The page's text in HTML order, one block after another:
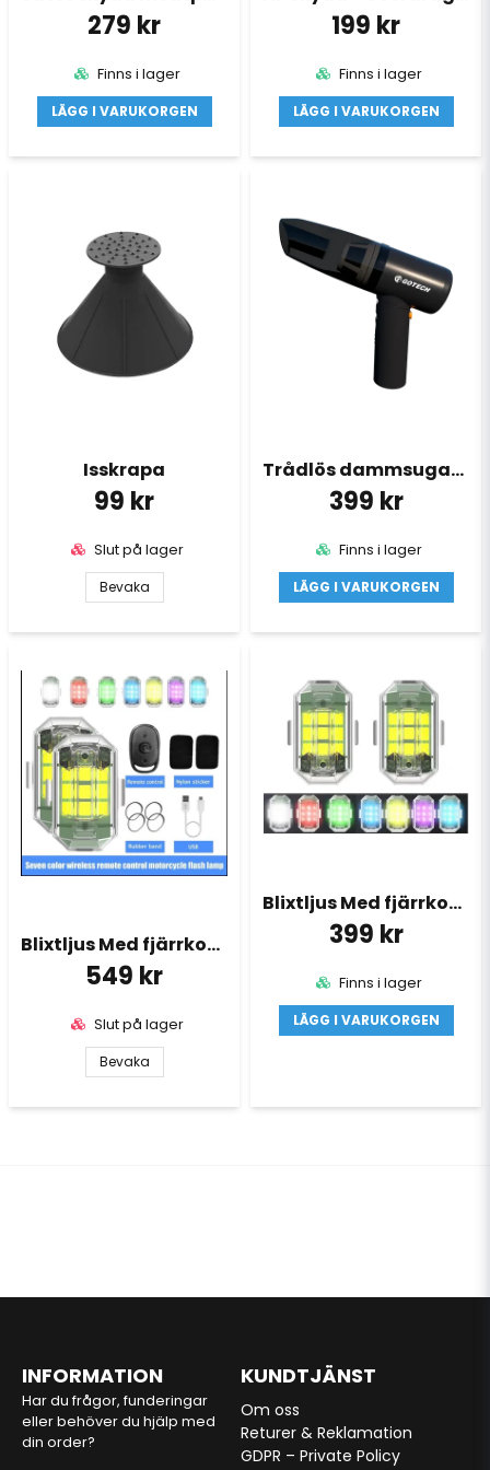
279 kr
Finns i lager
LÄGG I VARUKORGEN
199 kr
Finns i lager
LÄGG I VARUKORGEN
Isskrapa
99 kr
Slut på lager
Bevaka
Trådlös dammsugare 8000Pa
399 kr
Finns i lager
LÄGG I VARUKORGEN
Blixtljus Med fjärrkontroll 6 ljus 3 Pack
549 kr
Slut på lager
Bevaka
Blixtljus Med fjärrkontroll 4 ljus 2 Pack
399 kr
Finns i lager
LÄGG I VARUKORGEN
INFORMATION
Har du frågor, funderingar
eller behöver du hjälp med
din order?
KUNDTJÄNST
Om oss
Returer & Reklamation
GDPR – Private Policy